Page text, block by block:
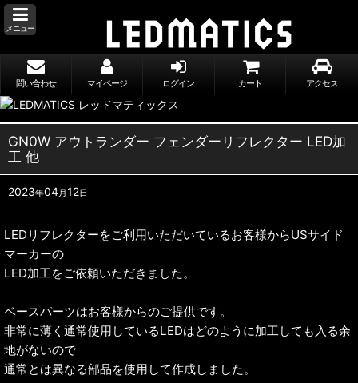
メニュー
問い合わせ マイページ ログイン カート アクセス
GN0W アウトランダー フェンダーリフレクター LED加
工 他
2023年04月12日
LEDリフレクターをご利用いただいているお客様からUSサイド
マーカーの
LED加工をご依頼いただきました。
ベースパーツはお客様からのご提供です。
非常に薄く通常使用しているLEDはどのように加工しても入る余
地がないので
通常とは異なる部品を使用して作成しました。